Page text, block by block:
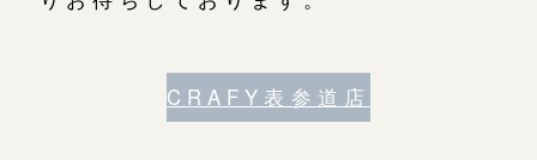
CRAFY表参道店